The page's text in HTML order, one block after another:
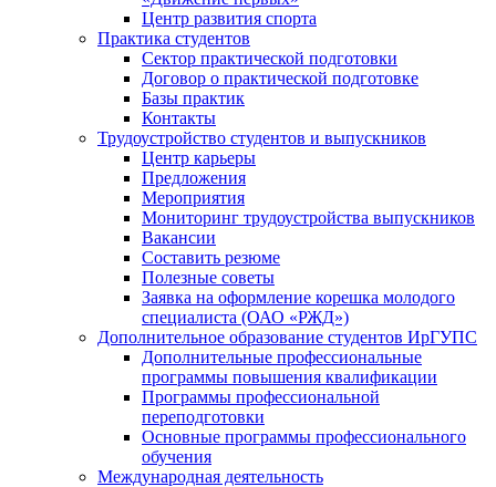
Центр развития спорта
Практика студентов
Сектор практической подготовки
Договор о практической подготовке
Базы практик
Контакты
Трудоустройство студентов и выпускников
Центр карьеры
Предложения
Мероприятия
Мониторинг трудоустройства выпускников
Вакансии
Составить резюме
Полезные советы
Заявка на оформление корешка молодого
специалиста (ОАО «РЖД»)
Дополнительное образование студентов ИрГУПС
Дополнительные профессиональные
программы повышения квалификации
Программы профессиональной
переподготовки
Основные программы профессионального
обучения
Международная деятельность